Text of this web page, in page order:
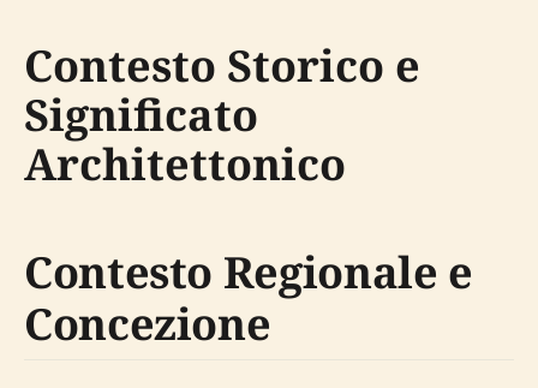
Contesto Storico e
Significato
Architettonico
Contesto Regionale e
Concezione